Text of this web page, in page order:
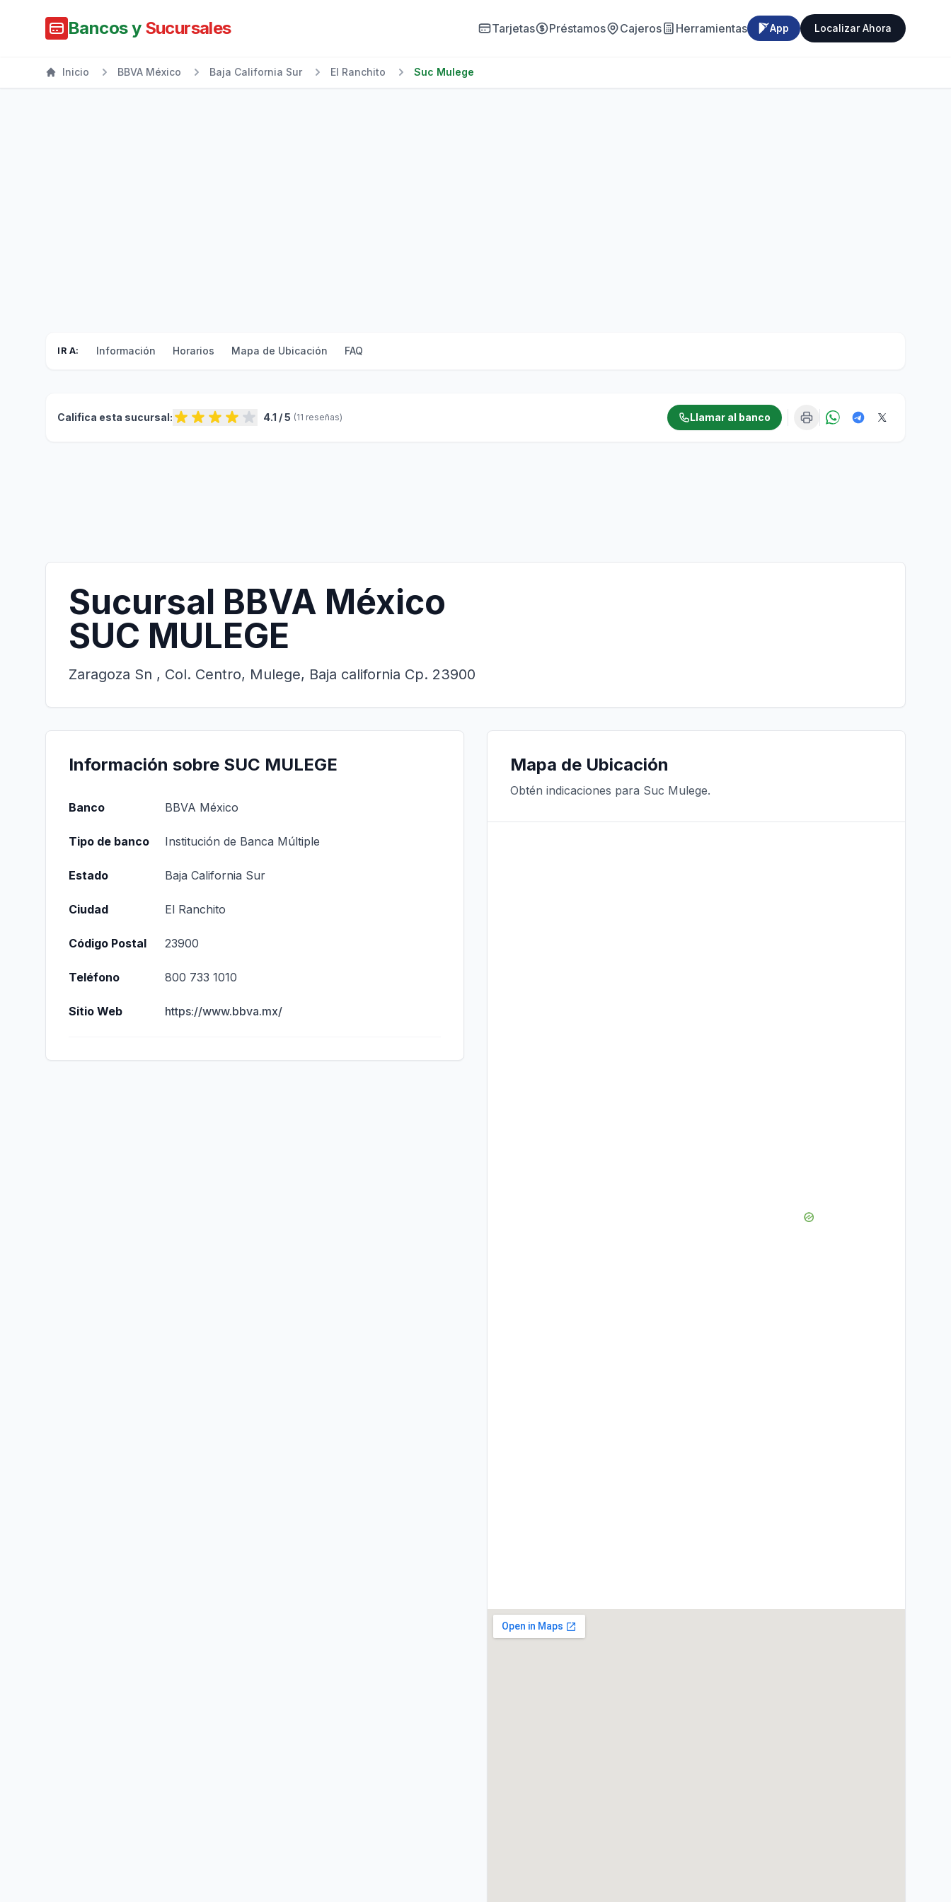
Bancos y Sucursales Tarjetas Préstamos Cajeros Herramientas App Localizar Ahora
Inicio BBVA México Baja California Sur El Ranchito Suc Mulege
IR A: Información Horarios Mapa de Ubicación FAQ
Califica esta sucursal: 4.1 / 5 (11 reseñas) Llamar al banco
Sucursal BBVA México
SUC MULEGE
Zaragoza Sn , Col. Centro, Mulege, Baja california Cp. 23900
Información sobre SUC MULEGE
Banco BBVA México
Tipo de banco Institución de Banca Múltiple
Estado Baja California Sur
Ciudad El Ranchito
Código Postal 23900
Teléfono 800 733 1010
Sitio Web https://www.bbva.mx/
Mapa de Ubicación
Obtén indicaciones para Suc Mulege.